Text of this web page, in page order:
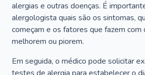
alergias e outras doenças. É
alergologista quais são os sintomas,
começam e os fatores que fazem com
melhorem ou piorem.
Em seguida, o médico pode solicitar